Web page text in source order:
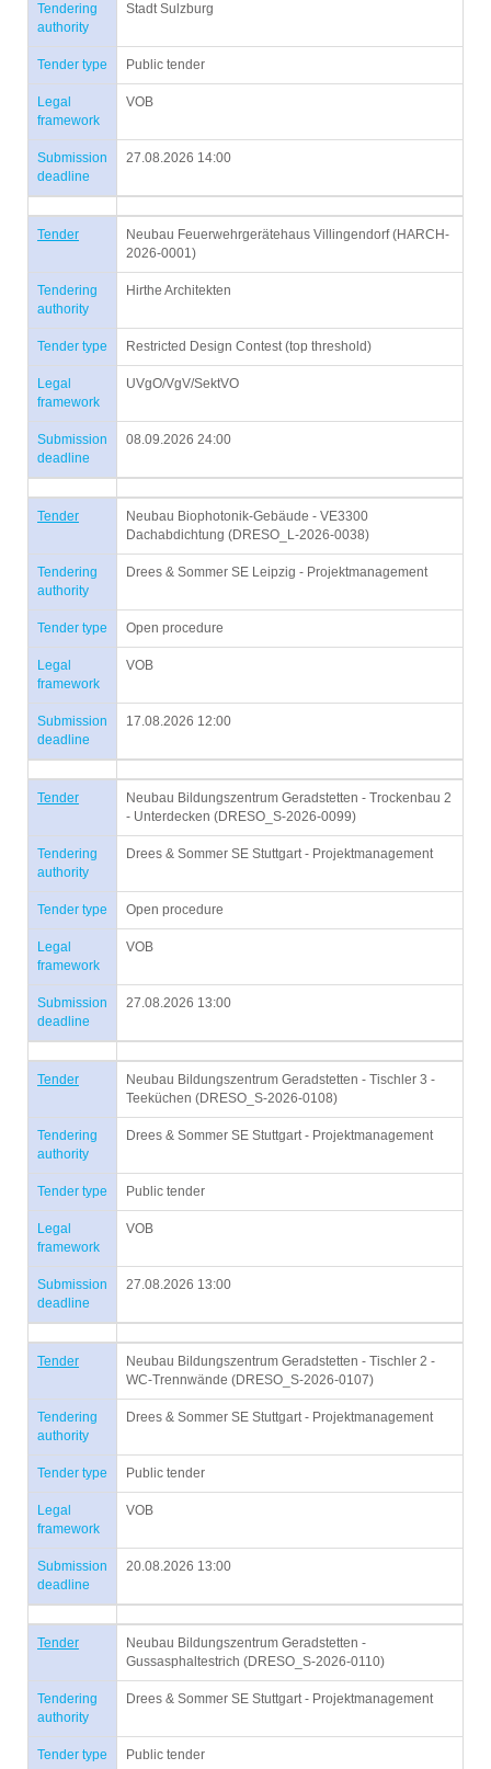
Tendering
authority
Stadt Sulzburg
Tender type Public tender
Legal
framework
VOB
Submission
deadline
27.08.2026 14:00
Tender
Neubau Feuerwehrgerätehaus Villingendorf (HARCH-
2026-0001)
Tendering
authority
Hirthe Architekten
Tender type Restricted Design Contest (top threshold)
Legal
framework
UVgO/VgV/SektVO
Submission
deadline
08.09.2026 24:00
Tender
Neubau Biophotonik-Gebäude - VE3300
Dachabdichtung (DRESO_L-2026-0038)
Tendering
authority
Drees & Sommer SE Leipzig - Projektmanagement
Tender type Open procedure
Legal
framework
VOB
Submission
deadline
17.08.2026 12:00
Tender
Neubau Bildungszentrum Geradstetten - Trockenbau 2
- Unterdecken (DRESO_S-2026-0099)
Tendering
authority
Drees & Sommer SE Stuttgart - Projektmanagement
Tender type Open procedure
Legal
framework
VOB
Submission
deadline
27.08.2026 13:00
Tender
Neubau Bildungszentrum Geradstetten - Tischler 3 -
Teeküchen (DRESO_S-2026-0108)
Tendering
authority
Drees & Sommer SE Stuttgart - Projektmanagement
Tender type Public tender
Legal
framework
VOB
Submission
deadline
27.08.2026 13:00
Tender
Neubau Bildungszentrum Geradstetten - Tischler 2 -
WC-Trennwände (DRESO_S-2026-0107)
Tendering
authority
Drees & Sommer SE Stuttgart - Projektmanagement
Tender type Public tender
Legal
framework
VOB
Submission
deadline
20.08.2026 13:00
Tender
Neubau Bildungszentrum Geradstetten -
Gussasphaltestrich (DRESO_S-2026-0110)
Tendering
authority
Drees & Sommer SE Stuttgart - Projektmanagement
Tender type Public tender